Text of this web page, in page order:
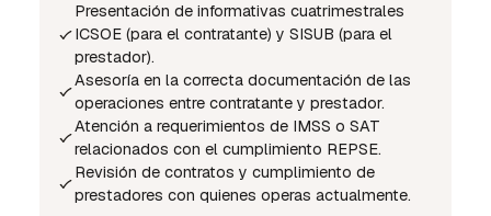
Presentación de informativas cuatrimestrales
ICSOE (para el contratante) y SISUB (para el
prestador).
Asesoría en la correcta documentación de las
operaciones entre contratante y prestador.
Atención a requerimientos de IMSS o SAT
relacionados con el cumplimiento REPSE.
Revisión de contratos y cumplimiento de
prestadores con quienes operas actualmente.